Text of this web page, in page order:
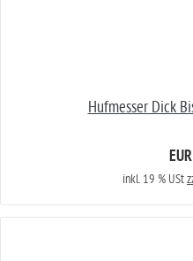
Hufmesser Dick
inkl. 19 % USt